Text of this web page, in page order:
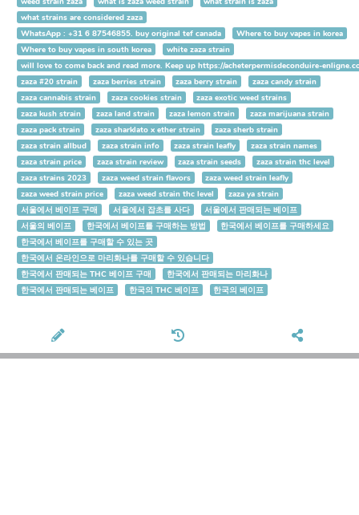
what strains are considered zaza
WhatsApp : +31 6 87546855. buy original tef canada
Where to buy vapes in korea
Where to buy vapes in south korea
white zaza strain
will love to come back and read more. Keep up https://acheterpermisdeconduire-
zaza #20 strain
zaza berries strain zaza berry strain
zaza candy strain
zaza cannabis strain
zaza cookies strain
zaza exotic weed strains
zaza kush strain
zaza land strain zaza lemon strain
zaza marijuana strain
zaza pack strain
zaza sharklato x ether strain
zaza sherb strain
zaza strain allbud
zaza strain info zaza strain leafly
zaza strain names
zaza strain price
zaza strain review zaza strain seeds
zaza strain thc level
zaza strains 2023
zaza weed strain flavors
zaza weed strain leafly
zaza weed strain price
zaza weed strain thc level
zaza ya strain
서울에서 베이프 구매
서울에서 잡초를 사다
서울에서 판매되는 베이프
서울의 베이프
한국에서 베이프를 구매하는 방법
한국에서 베이프를 구매하세요
한국에서 베이프를 구매할 수 있는 곳
한국에서 온라인으로 마리화나를 구매할 수 있습니다
한국에서 판매되는 THC 베이프 구매
한국에서 판매되는 마리화나
한국에서 판매되는 베이프
한국의 THC 베이프 한국의 베이프